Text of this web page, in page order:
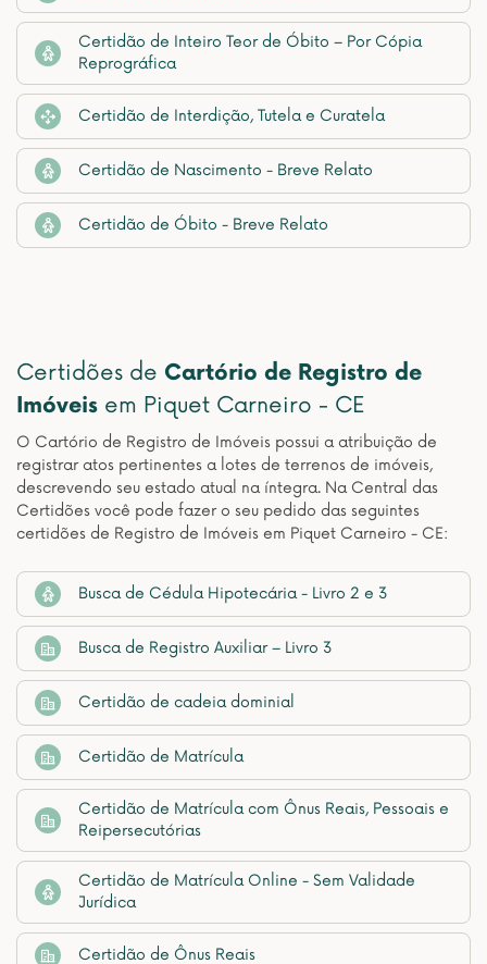
Certidão de Inteiro Teor de Óbito – Por Cópia
Reprográfica
Certidão de Interdição, Tutela e Curatela
Certidão de Nascimento - Breve Relato
Certidão de Óbito - Breve Relato
Certidões de Cartório de Registro de
Imóveis em Piquet Carneiro - CE
O Cartório de Registro de Imóveis possui a atribuição de
registrar atos pertinentes a lotes de terrenos de imóveis,
descrevendo seu estado atual na íntegra. Na Central das
Certidões você pode fazer o seu pedido das seguintes
certidões de Registro de Imóveis em Piquet Carneiro - CE:
Busca de Cédula Hipotecária - Livro 2 e 3
Busca de Registro Auxiliar – Livro 3
Certidão de cadeia dominial
Certidão de Matrícula
Certidão de Matrícula com Ônus Reais, Pessoais e
Reipersecutórias
Certidão de Matrícula Online - Sem Validade
Jurídica
Certidão de Ônus Reais